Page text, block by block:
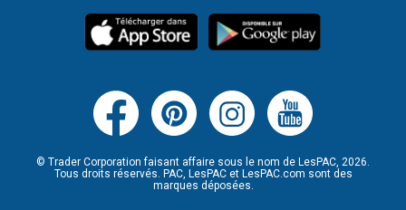
© Trader Corporation faisant affaire sous le nom de LesPAC, 2026.
Tous droits réservés. PAC, LesPAC et LesPAC.com sont des
marques déposées.